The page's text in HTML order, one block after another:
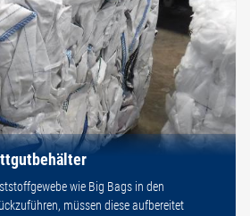
wie Big Bags in den
müssen diese aufbereitet